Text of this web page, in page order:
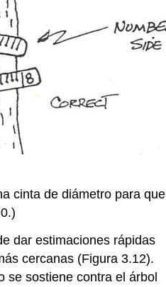
cinta de diámetro para
dar estimaciones rápidas
cercanas (Figura 3.12).
se sostiene contra el árbol